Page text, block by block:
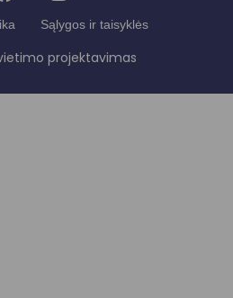
Sąlygos ir taisyklės
projektavimas